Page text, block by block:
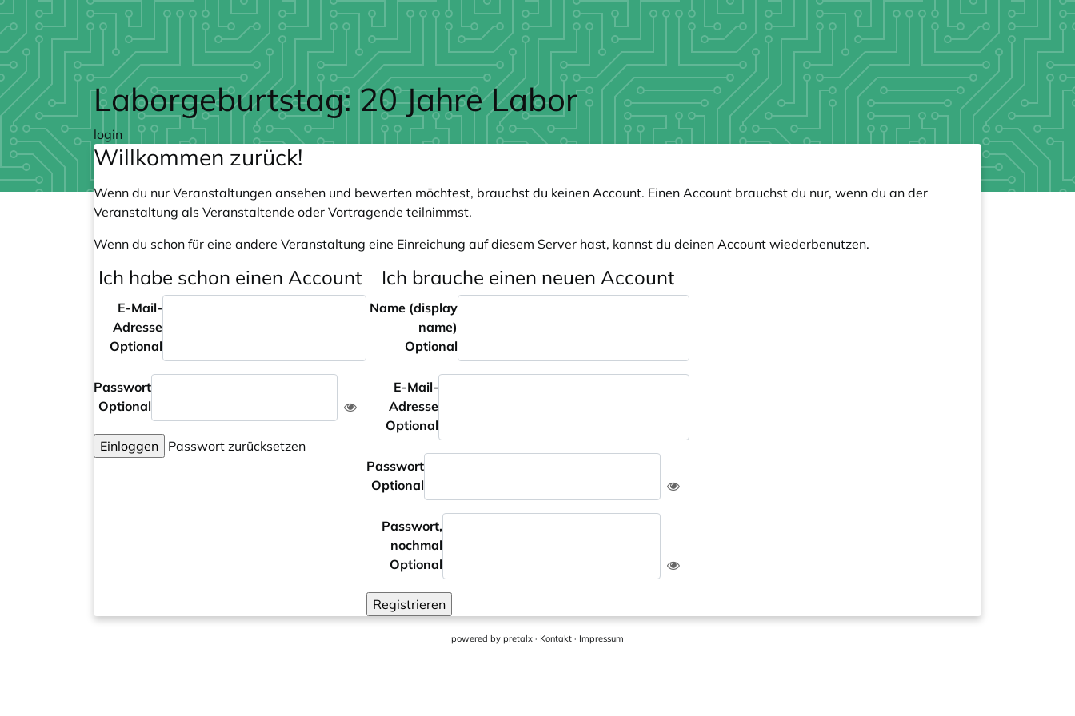
Zum Hauptteil springen
Laborgeburtstag: 20 Jahre Labor
login
Willkommen zurück!
Wenn du nur Veranstaltungen ansehen und bewerten möchtest, brauchst du keinen Account. Einen Account brauchst du nur, wenn du an der
Veranstaltung als Veranstaltende oder Vortragende teilnimmst.
Wenn du schon für eine andere Veranstaltung eine Einreichung auf diesem Server hast, kannst du deinen Account wiederbenutzen.
Ich habe schon einen Account
E-Mail-
Adresse
Optional
Passwort
Optional
Einloggen Passwort zurücksetzen
Ich brauche einen neuen Account
Name (display
name)
Optional
E-Mail-
Adresse
Optional
Passwort
Optional
Passwort,
nochmal
Optional
Registrieren
powered by pretalx · Kontakt · Impressum